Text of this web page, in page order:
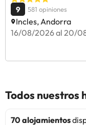
9 581 opiniones
Incles, Andorra
16/08/2026 al 20/
Todos nuestros
70 alojamientos